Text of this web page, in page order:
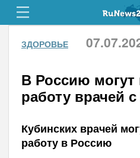
ЗДОРОВЬЕ
В Россию могут
работу врачей
Кубинских врачей
работу в Россию